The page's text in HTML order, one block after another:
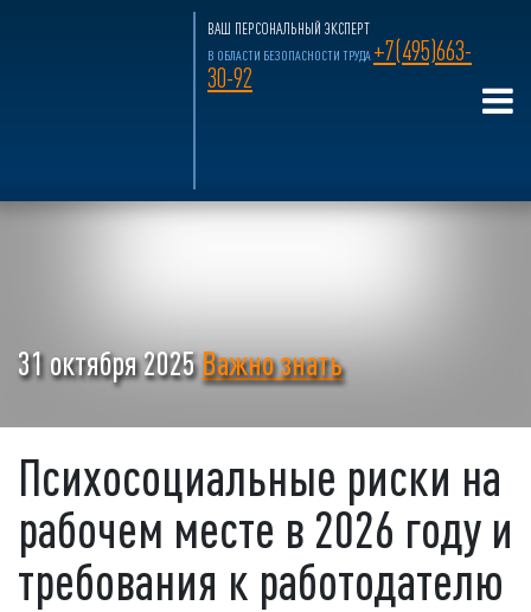
ВАШ ПЕРСОНАЛЬНЫЙ ЭКСПЕРТ
В ОБЛАСТИ БЕЗОПАСНОСТИ ТРУДА +7(495)663-
30-92
31 октября 2025Важно знать
Психосоциальные риски на
рабочем месте в 2026 году и
требования к работодателю